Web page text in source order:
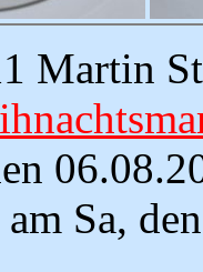
Martin
Sa,